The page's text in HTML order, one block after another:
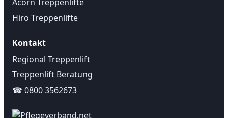
Hiro Treppenlifte
Kontakt
Regional Treppenlift
Treppenlift Beratung
☎ 0800 3562673